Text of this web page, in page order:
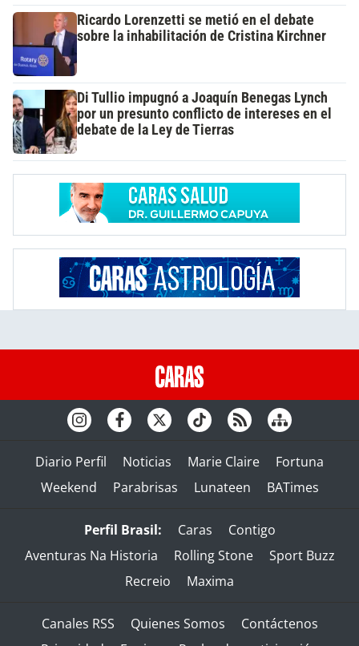
Ricardo Lorenzetti se metió en el debate
sobre la inhabilitación de Cristina Kirchner
Di Tullio impugnó a Joaquín Benegas Lynch
por un presunto conflicto de intereses en el
debate de la Ley de Tierras
Diario Perfil Noticias Marie Claire
Fortuna
Weekend
Parabrisas Lunateen BATimes
Perfil Brasil: Caras
Contigo
Aventuras Na Historia
Rolling Stone
Sport Buzz
Recreio
Maxima
Canales RSS Quienes Somos
Contáctenos